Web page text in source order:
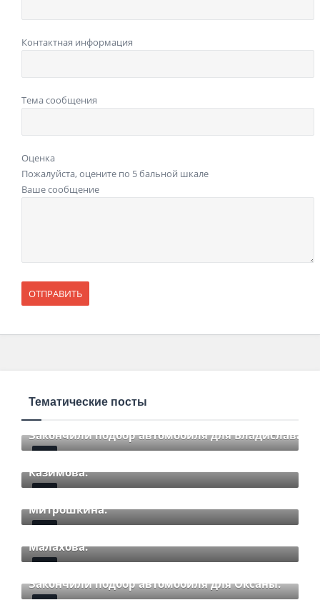
Контактная информация
Тема сообщения
Оценка
Пожалуйста, оцените по 5 бальной шкале
Ваше сообщение
Тематические посты
Закончили подбор автомобиля для Владислава.
Закончили подбор автомобиля для Романа
Казимова.
Закончили подбор автомобиля для Дмитрия
Митрошкина.
Закончили подбор автомобиля для Дмитрия
Малахова.
Закончили подбор автомобиля для Оксаны.